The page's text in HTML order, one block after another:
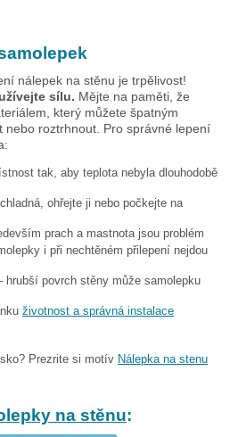
nálepek na stěnu je trpělivost!
sílu. Mějte na paměti, že
který můžete špatným
nebo roztrhnout. Pro správné lepení
tak, aby teplota nebyla dlouhodobě
ohřejte ji nebo počkejte na
prach a mastnota jsou problém
i při nechtěném přilepení nejdou
hrubší povrch stěny může samolepku
životnost a správná instalace
Prezrite si motív Nálepka na stenu
na stěnu: